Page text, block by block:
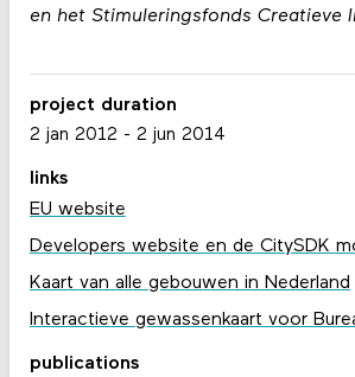
en het Stimuleringsfonds Creatieve
project duration
2 jan 2012 - 2 jun 2014
links
EU website
Developers website en de CitySDK
Kaart van alle gebouwen in Nederland
Interactieve gewassenkaart voor
publications